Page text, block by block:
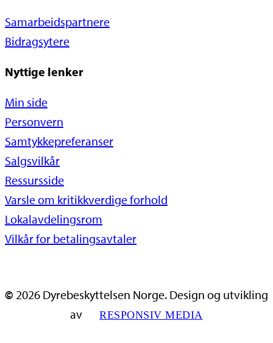
Samarbeidspartnere
Bidragsytere
Nyttige lenker
Min side
Personvern
Samtykkepreferanser
Salgsvilkår
Ressursside
Varsle om kritikkverdige forhold
Lokalavdelingsrom
Vilkår for betalingsavtaler
© 2026 Dyrebeskyttelsen Norge. Design og utvikling
av
RESPONSIV MEDIA